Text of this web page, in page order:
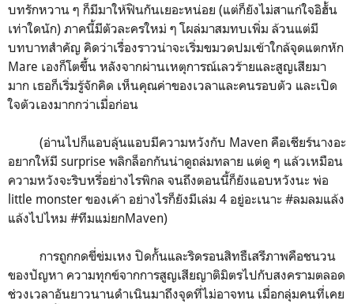
บทรักหวาน ๆ ก็มีมาให้ฟินกันเยอะหน่อย (แต่ก็ยังไม่สาแก่ใจอิฮั้น
เท่าใดนัก) ภาคนี้มีตัวละครใหม่ ๆ โผล่มาสมทบเพิ่ม ล้วนแต่มี
บทบาทสำคัญ คิดว่าเรื่องราวน่าจะเริ่มขมวดปมเข้าใกล้จุดแตกหัก
Mare เองก็โตขึ้น หลังจากผ่านเหตุการณ์เลวร้ายและสูญเสียมา
มาก เธอก็เริ่มรู้จักคิด เห็นคุณค่าของเวลาและคนรอบตัว และเปิด
ใจตัวเองมากกว่าเมื่อก่อน
(อ่านไปก็แอบลุ้นแอบมีความหวังกับ ​Maven คือเชียร์นางอะ
อยากให้มี surprise พลิกล็อกกันน่าดูถล่มทลาย แต่ดู ๆ แล้วเหมือน
ความหวังจะริบหรี่อย่างไรพิกล จนถึงตอนนี้ก็ยังแอบหวังนะ พ่อ
little monster ของเค้า อย่างไรก็ยังมีเล่ม 4 อยู่อะเนาะ #ลมลมแล้ง
แล้งไปไหม #ทีมแม่ยกMaven)
การถูกกดขี่ข่มเหง ปิดกั้นและริดรอนสิทธืเสรีภาพคือชนวน
ของปัญหา ความทุกข์จากการสูญเสียญาติมิตรไปกับสงครามตลอด
ช่วงเวลาอันยาวนานดำเนินมาถึงจุดที่ไม่อาจทน เมื่อกลุ่มคนที่เคย